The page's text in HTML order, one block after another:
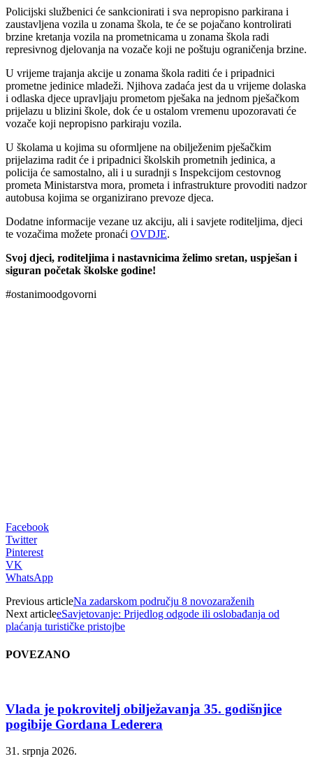
Policijski službenici će sankcionirati i sva nepropisno parkirana i
zaustavljena vozila u zonama škola, te će se pojačano kontrolirati
brzine kretanja vozila na prometnicama u zonama škola radi
represivnog djelovanja na vozače koji ne poštuju ograničenja brzine.
U vrijeme trajanja akcije u zonama škola raditi će i pripadnici
prometne jedinice mladeži. Njihova zadaća jest da u vrijeme dolaska
i odlaska djece upravljaju prometom pješaka na jednom pješačkom
prijelazu u blizini škole, dok će u ostalom vremenu upozoravati će
vozače koji nepropisno parkiraju vozila.
U školama u kojima su oformljene na obilježenim pješačkim
prijelazima radit će i pripadnici školskih prometnih jedinica, a
policija će samostalno, ali i u suradnji s Inspekcijom cestovnog
prometa Ministarstva mora, prometa i infrastrukture provoditi nadzor
autobusa kojima se organizirano prevoze djeca.
Dodatne informacije vezane uz akciju, ali i savjete roditeljima, djeci
te vozačima možete pronaći OVDJE.
Svoj djeci, roditeljima i nastavnicima želimo sretan, uspješan i
siguran početak školske godine!
#ostanimoodgovorni
Facebook
Twitter
Pinterest
VK
WhatsApp
Previous articleNa zadarskom području 8 novozaraženih
Next articleeSavjetovanje: Prijedlog odgode ili oslobađanja od
plaćanja turističke pristojbe
POVEZANO
Vlada je pokrovitelj obilježavanja 35. godišnjice
pogibije Gordana Lederera
31. srpnja 2026.